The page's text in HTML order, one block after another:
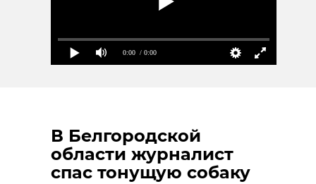
0:00 / 0:00
В Белгородской
области журналист
спас тонущую собаку